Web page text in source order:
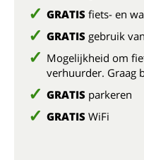
GRATIS fiets- en
GRATIS gebruik
Mogelijkheid om
verhuurder. Graag
GRATIS parkeren
GRATIS WiFi